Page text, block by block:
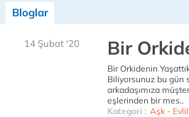
Bloglar
14 Şubat '20 Bir
Bir Orkidenin
Biliyorsunuz bu gün
arkadaşımıza
eşlerinden bir mes..
Kategori : Aşk -